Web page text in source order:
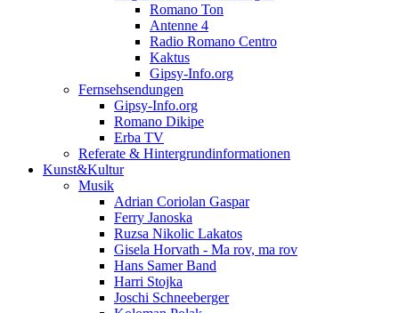
Romano Ton
Antenne 4
Radio Romano Centro
Kaktus
Gipsy-Info.org
Fernsehsendungen
Gipsy-Info.org
Romano Dikipe
Erba TV
Referate & Hintergrundinformationen
Kunst&Kultur
Musik
Adrian Coriolan Gaspar
Ferry Janoska
Ruzsa Nikolic Lakatos
Gisela Horvath - Ma rov, ma rov
Hans Samer Band
Harri Stojka
Joschi Schneeberger